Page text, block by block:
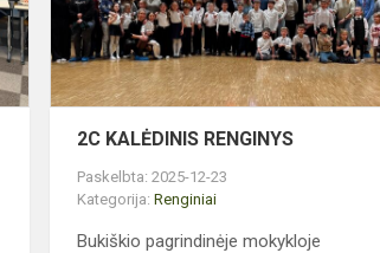
PRIPAŽINIMAS
2C KALĖDINIS RENGINYS
Paskelbta: 2025-12-23
Kategorija:Renginiai
Bukiškio pagrindinėje mokykloje